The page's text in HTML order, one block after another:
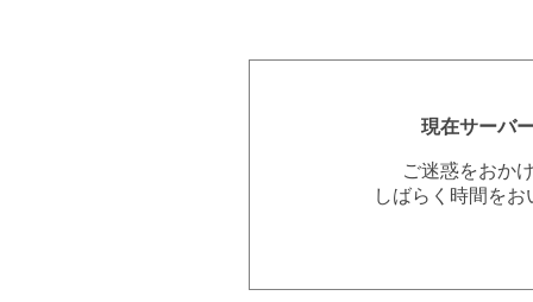
現在サーバ
ご迷惑をおか
しばらく時間を